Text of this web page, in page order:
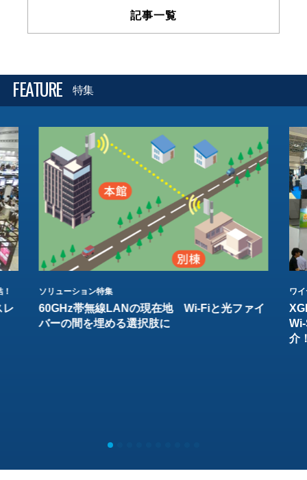
記事一覧
FEATURE 特集
レ
ソリューション特集
60GHz帯無線LANの現在地 Wi-Fiと光ファイ
バーの間を埋める選択肢に
ワ
介